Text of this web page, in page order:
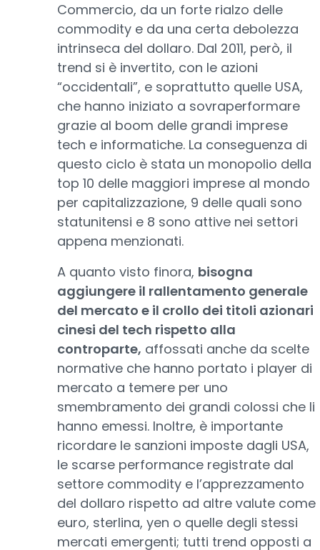
Commercio, da un forte rialzo delle
commodity e da una certa debolezza
intrinseca del dollaro. Dal 2011, però, il
trend si è invertito, con le azioni
“occidentali”, e soprattutto quelle USA,
che hanno iniziato a sovraperformare
grazie al boom delle grandi imprese
tech e informatiche. La conseguenza di
questo ciclo è stata un monopolio della
top 10 delle maggiori imprese al mondo
per capitalizzazione, 9 delle quali sono
statunitensi e 8 sono attive nei settori
appena menzionati.
A quanto visto finora, bisogna
aggiungere il rallentamento generale
del mercato e il crollo dei titoli azionari
cinesi del tech rispetto alla
controparte, affossati anche da scelte
normative che hanno portato i player di
mercato a temere per uno
smembramento dei grandi colossi che li
hanno emessi. Inoltre, è importante
ricordare le sanzioni imposte dagli USA,
le scarse performance registrate dal
settore commodity e l’apprezzamento
del dollaro rispetto ad altre valute come
euro, sterlina, yen o quelle degli stessi
mercati emergenti; tutti trend opposti a